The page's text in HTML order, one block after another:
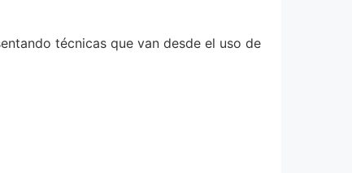
técnicas que van desde el uso de